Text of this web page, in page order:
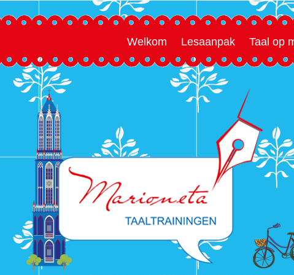
Welkom Lesaanpak Taal op